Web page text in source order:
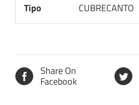
Tipo
CUBRECANTO
Share On
Facebook